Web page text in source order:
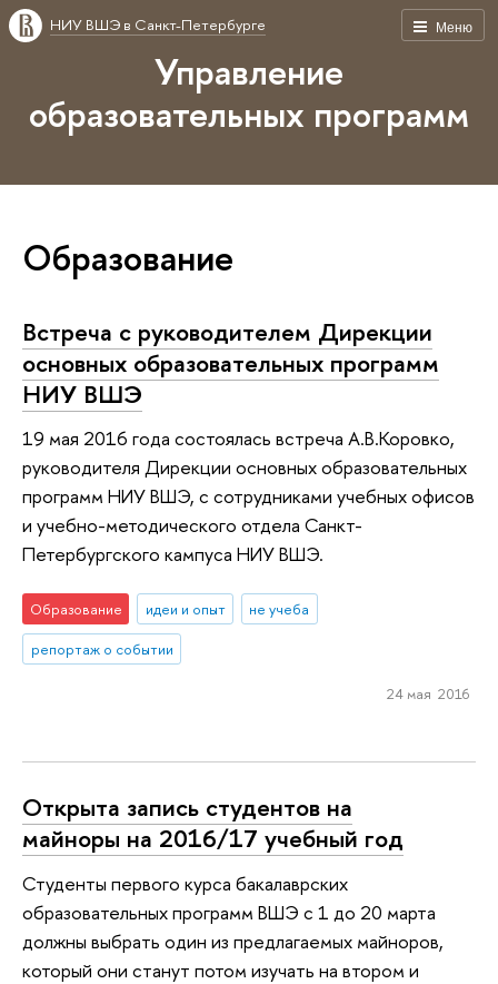
Меню
НИУ ВШЭ в Санкт-Петербурге
Управление
образовательных программ
Образование
Встреча с руководителем Дирекции
основных образовательных программ
НИУ ВШЭ
19 мая 2016 года состоялась встреча А.В.Коровко,
руководителя Дирекции основных образовательных
программ НИУ ВШЭ, с сотрудниками учебных офисов
и учебно-методического отдела Санкт-
Петербургского кампуса НИУ ВШЭ.
Образование идеи и опыт
не учеба
репортаж о событии
24 мая 2016
Открыта запись студентов на
майноры на 2016/17 учебный год
Студенты первого курса бакалаврских
образовательных программ ВШЭ с 1 до 20 марта
должны выбрать один из предлагаемых майноров,
который они станут потом изучать на втором и